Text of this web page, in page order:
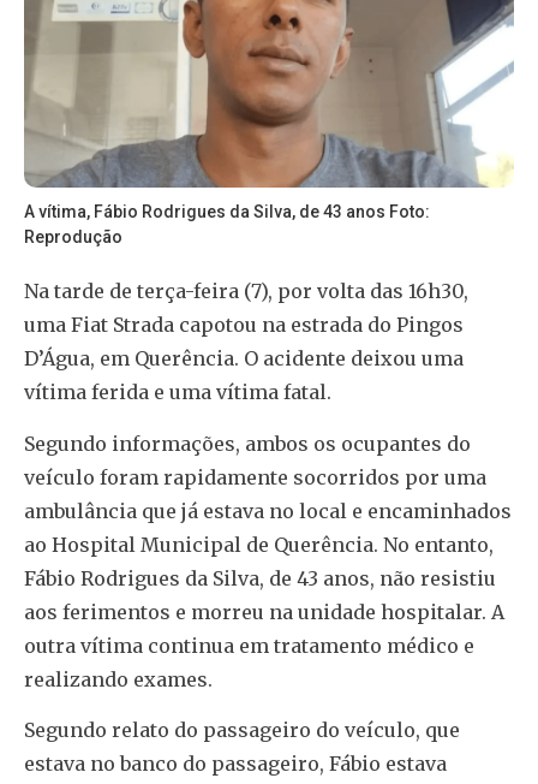
A vítima, Fábio Rodrigues da Silva, de 43 anos Foto:
Reprodução
Na tarde de terça-feira (7), por volta das 16h30,
uma Fiat Strada capotou na estrada do Pingos
D’Água, em Querência. O acidente deixou uma
vítima ferida e uma vítima fatal.
Segundo informações, ambos os ocupantes do
veículo foram rapidamente socorridos por uma
ambulância que já estava no local e encaminhados
ao Hospital Municipal de Querência. No entanto,
Fábio Rodrigues da Silva, de 43 anos, não resistiu
aos ferimentos e morreu na unidade hospitalar. A
outra vítima continua em tratamento médico e
realizando exames.
Segundo relato do passageiro do veículo, que
estava no banco do passageiro, Fábio estava